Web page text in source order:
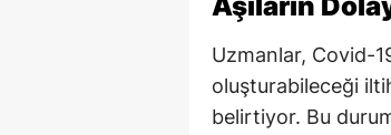
Uzmanlar, Covid-
oluşturabileceği
belirtiyor. Bu